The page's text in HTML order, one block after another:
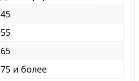
45
55
65
75 и более